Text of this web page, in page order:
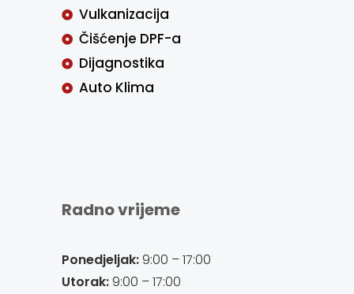
Vulkanizacija
Čišćenje DPF-a
Dijagnostika
Auto Klima
Radno vrijeme
Ponedjeljak:9:00 – 17:00
Utorak:9:00 – 17:00